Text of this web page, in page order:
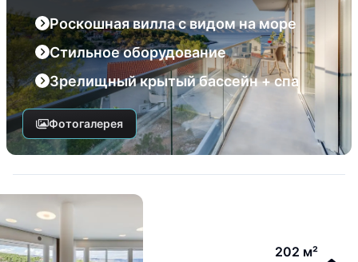
Роскошная вилла с видом на море
Стильное оборудование
Зрелищный крытый бассейн + спа
Фотогалерея
202 м²